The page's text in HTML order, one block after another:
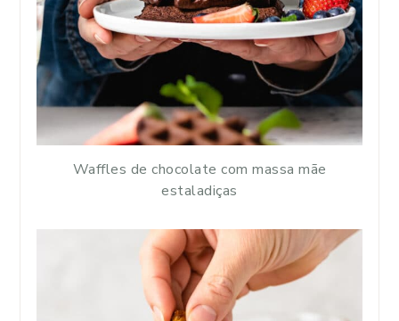
Waffles de chocolate com massa mãe
estaladiças